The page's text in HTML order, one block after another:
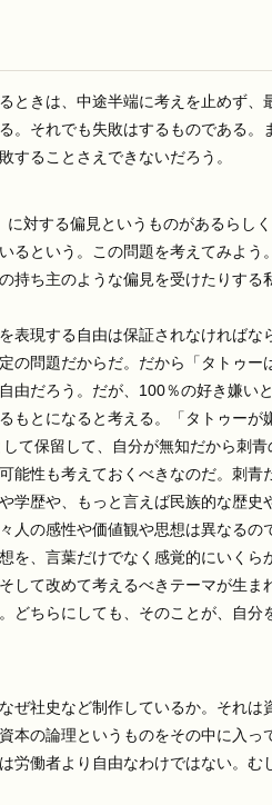
ときは、中途半端に考えを止めず、
。それでも失敗はするものである。
することさえできないだろう。
に対する偏見というものがあるらし
るという。この問題を考えてみよう
持ち主のような偏見を受けたりする
現する自由は保証されなければな
の問題だからだ。だから「タトゥー
由だろう。だが、100％の好き嫌い
もとになると考える。「タトゥーが
て保留して、自分が無知だから刺
能性も考えておくべきなのだ。刺青
学歴や、もっと言えば民族的な歴史
人の感性や価値観や思想は異なるの
を、言葉だけでなく感覚的にいくら
して改めて考えるべきテーマが生ま
どちらにしても、そのことが、自分
ぜ社史など制作しているか。それは
本の論理というものをその中に入っ
労働者より自由なわけではない。む